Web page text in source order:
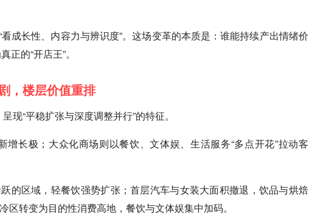
成长性、内容力与辨识度”。这场变革的本质是：谁能持续产出情绪价
的“开店王”。
，楼层价值重排
现“平稳扩张与深度调整并行”的特征。
长极；大众化商场则以餐饮、文体娱、生活服务“多点开花”拉动客
的区域，轻餐饮强势扩张；首层汽车与女装大面积撤退，饮品与烘焙
区转变为目的性消费高地，餐饮与文体娱集中加码。